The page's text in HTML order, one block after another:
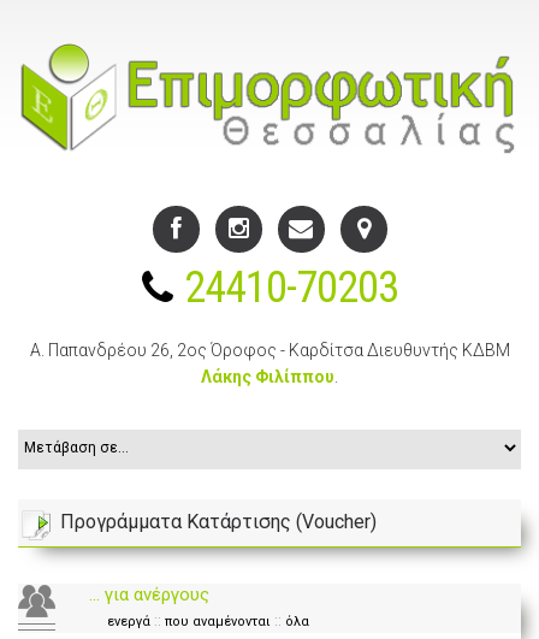
24410-70203
Α. Παπανδρέου 26, 2ος Όροφος - Καρδίτσα Διευθυντής ΚΔΒΜ
Λάκης Φιλίππου
Προγράμματα Κατάρτισης (Voucher)
... για ανέργους
ενεργά :: που αναμένονται :: όλα